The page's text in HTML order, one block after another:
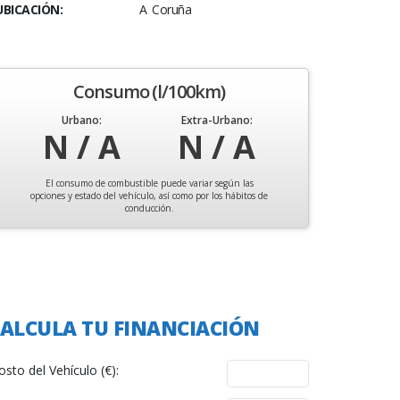
A Coruña
Consumo (l/100km)
Urbano:
N / A
Extra-Urbano:
N / A
El consumo de combustible puede variar según las
opciones y estado del vehículo, así como por los hábitos de
conducción.
TU FINANCIACIÓN
del Vehículo (€):